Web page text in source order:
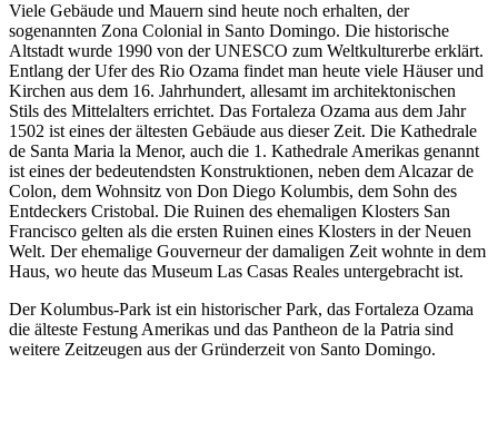
Viele Gebäude und Mauern sind heute noch erhalten, der
sogenannten Zona Colonial in Santo Domingo. Die historische
Altstadt wurde 1990 von der UNESCO zum Weltkulturerbe erklärt.
Entlang der Ufer des Rio Ozama findet man heute viele Häuser und
Kirchen aus dem 16. Jahrhundert, allesamt im architektonischen
Stils des Mittelalters errichtet. Das Fortaleza Ozama aus dem Jahr
1502 ist eines der ältesten Gebäude aus dieser Zeit. Die Kathedrale
de Santa Maria la Menor, auch die 1. Kathedrale Amerikas genannt
ist eines der bedeutendsten Konstruktionen, neben dem Alcazar de
Colon, dem Wohnsitz von Don Diego Kolumbis, dem Sohn des
Entdeckers Cristobal. Die Ruinen des ehemaligen Klosters San
Francisco gelten als die ersten Ruinen eines Klosters in der Neuen
Welt. Der ehemalige Gouverneur der damaligen Zeit wohnte in dem
Haus, wo heute das Museum Las Casas Reales untergebracht ist.
Der Kolumbus-Park ist ein historischer Park, das Fortaleza Ozama
die älteste Festung Amerikas und das Pantheon de la Patria sind
weitere Zeitzeugen aus der Gründerzeit von Santo Domingo.